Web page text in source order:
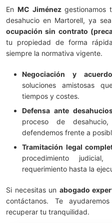
En MC Jiménezgestionamos
desahucio en Martorell, ya
ocupación sin contrato
tu propiedad de forma
siempre la normativa vigente.
Negociación y
soluciones amistosas
tiempos y costes.
Defensa ante
proceso de
defendemos frente a
Tramitación legal
procedimiento
requerimiento hasta la
Si necesitas un abogado
contáctanos. Te
recuperar tu tranquilidad.